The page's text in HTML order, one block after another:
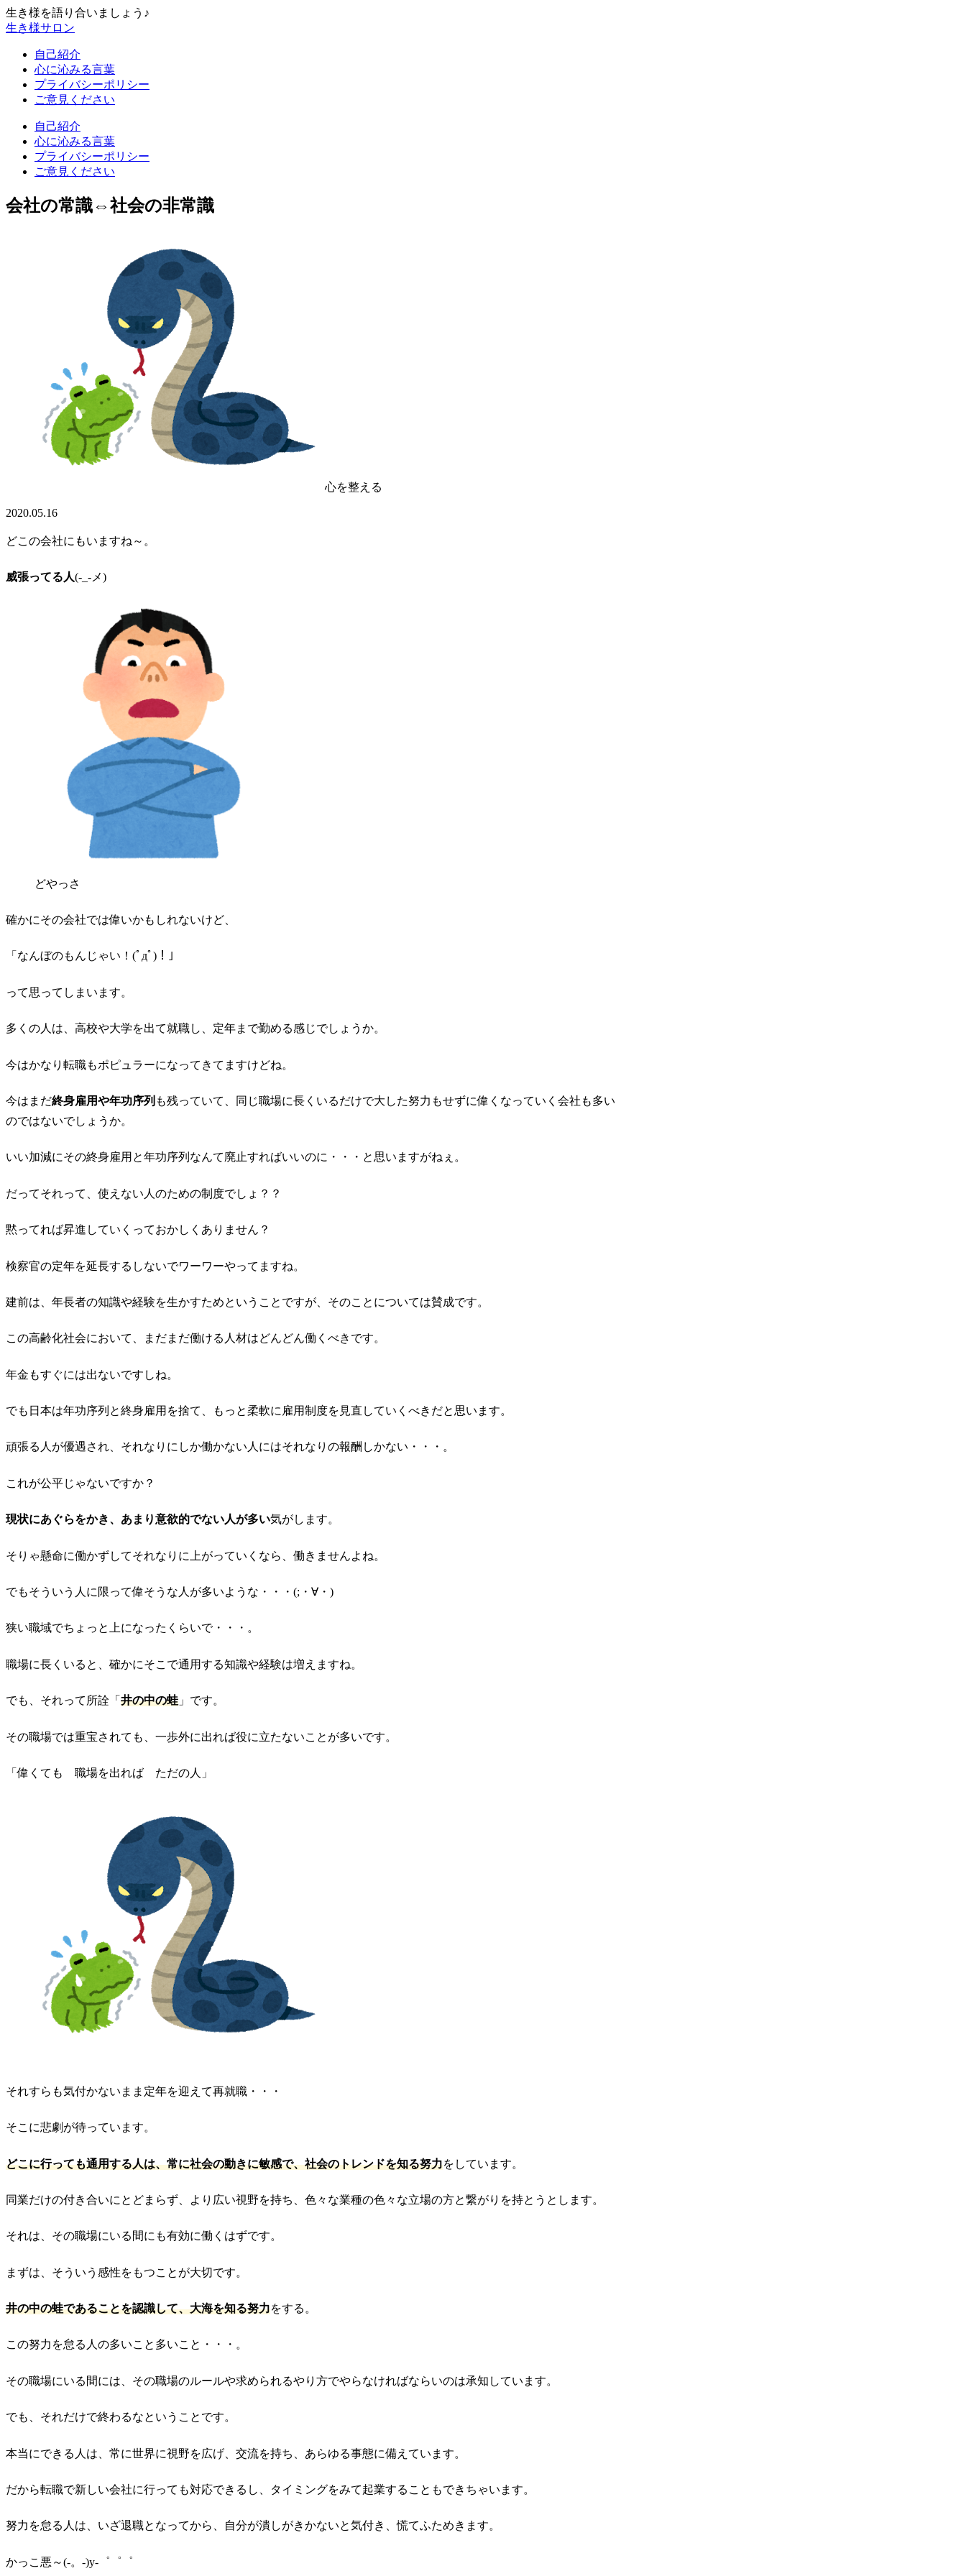
生き様を語り合いましょう♪
生き様サロン
自己紹介
心に沁みる言葉
プライバシーポリシー
ご意見ください
自己紹介
心に沁みる言葉
プライバシーポリシー
ご意見ください
会社の常識⇔社会の非常識
心を整える
2020.05.16
どこの会社にもいますね～。
威張ってる人(-_-メ)
どやっさ
確かにその会社では偉いかもしれないけど、
「なんぼのもんじゃい！(ﾟдﾟ)！」
って思ってしまいます。
多くの人は、高校や大学を出て就職し、定年まで勤める感じでしょうか。
今はかなり転職もポピュラーになってきてますけどね。
今はまだ終身雇用や年功序列 も残っていて、同じ職場に長くいるだけで大した努力もせずに偉くなっていく会社も多い
のではないでしょうか。
いい加減にその終身雇用と年功序列なんて廃止すればいいのに・・・と思いますがねぇ。
だってそれって、使えない人のための制度でしょ？？
黙ってれば昇進していくっておかしくありません？
検察官の定年を延長するしないでワーワーやってますね。
建前は、年長者の知識や経験を生かすためということですが、そのことについては賛成です。
この高齢化社会において、まだまだ働ける人材はどんどん働くべきです。
年金もすぐには出ないですしね。
でも日本は年功序列と終身雇用を捨て、もっと柔軟に雇用制度を見直していくべきだと思います。
頑張る人が優遇され、それなりにしか働かない人にはそれなりの報酬しかない・・・。
これが公平じゃないですか？
現状にあぐらをかき、あまり意欲的でない人が多い気がします。
そりゃ懸命に働かずしてそれなりに上がっていくなら、働きませんよね。
でもそういう人に限って偉そうな人が多いような・・・(;・∀・)
狭い職域でちょっと上になったくらいで・・・。
職場に長くいると、確かにそこで通用する知識や経験は増えますね。
でも、それって所詮「 井の中の蛙 」です。
その職場では重宝されても、一歩外に出れば役に立たないことが多いです。
「偉くても 職場を出れば ただの人」
それすらも気付かないまま定年を迎えて再就職・・・
そこに悲劇が待っています。
どこに行っても通用する人は、常に社会の動きに敏感で、社会のトレンドを知る努力をしています。
同業だけの付き合いにとどまらず、より広い視野を持ち、色々な業種の色々な立場の方と繋がりを持とうとします。
それは、その職場にいる間にも有効に働くはずです。
まずは、そういう感性をもつことが大切です。
井の中の蛙であることを認識して、大海を知る努力をする。
この努力を怠る人の多いこと多いこと・・・。
その職場にいる間には、その職場のルールや求められるやり方でやらなければならいのは承知しています。
でも、それだけで終わるなということです。
本当にできる人は、常に世界に視野を広げ、交流を持ち、あらゆる事態に備えています。
だから転職で新しい会社に行っても対応できるし、タイミングをみて起業することもできちゃいます。
努力を怠る人は、いざ退職となってから、自分が潰しがきかないと気付き、慌てふためきます。
かっこ悪～(-。-)y-゜゜゜